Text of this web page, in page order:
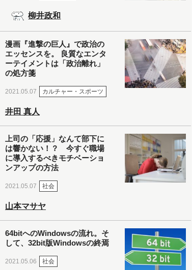
柳井政和
漫画『進撃の巨人』で政治の
エッセンスを。 良質なエンタ
ーテイメントは「政治離れ」
の処方箋
2021.05.07 カルチャー・スポーツ
井田 真人
上司の「応援」なんて部下に
は響かない！？ 今すぐ職場
に導入するべきモチベーショ
ンアップの方法
2021.05.07 社会
山本マサヤ
64bitへのWindowsの流れ。そ
して、32bit版Windowsの終焉
2021.05.06 社会